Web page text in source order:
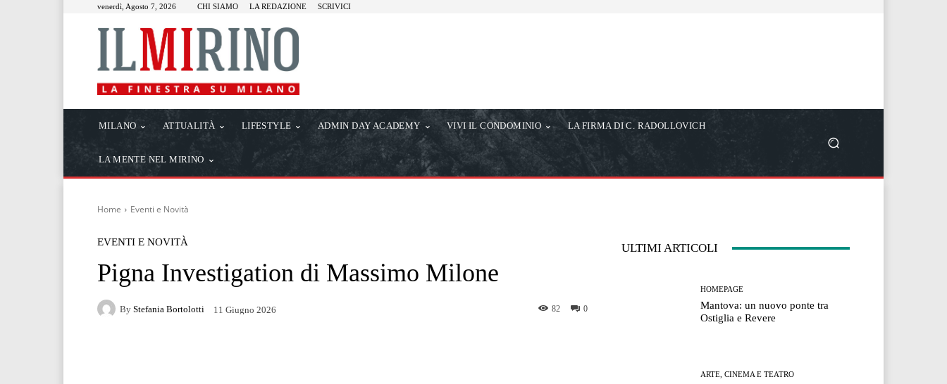
venerdì, Agosto 7, 2026 CHI SIAMO LA REDAZIONE SCRIVICI
MILANO ATTUALITÀ LIFESTYLE ADMIN DAY ACADEMY VIVI IL CONDOMINIO LA FIRMA DI C. RADOLLOVICH
LA MENTE NEL MIRINO
Home Eventi e Novità
EVENTI E NOVITÀ
Pigna Investigation di Massimo Milone
By Stefania Bortolotti 11 Giugno 2026 0
82
ULTIMI ARTICOLI
HOMEPAGE
Mantova: un nuovo ponte tra
Ostiglia e Revere
ARTE, CINEMA E TEATRO